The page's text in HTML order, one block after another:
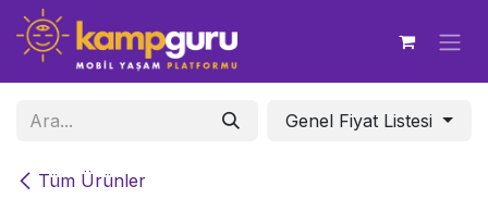
İçereği Atla
Tüm Ürünler
Genel Fiyat Listesi